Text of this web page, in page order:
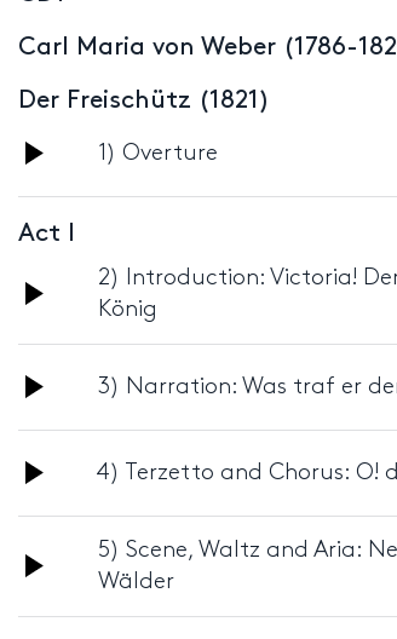
Carl Maria von Weber (1786-
Der Freischütz (1821)
Audio
Player
1) Overture
Act I
Audio
2) Introduction: Victoria!
König
Audio
Player
3) Narration: Was traf er
Audio
Player
4) Terzetto and Chorus: O!
Audio
5) Scene, Waltz and Aria:
Wälder